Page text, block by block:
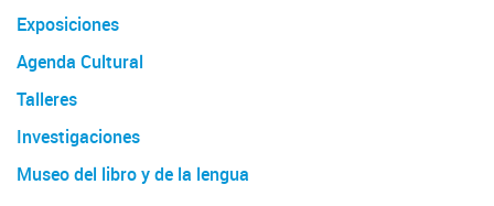
Exposiciones
Agenda Cultural
Talleres
Investigaciones
Museo del libro y de la lengua